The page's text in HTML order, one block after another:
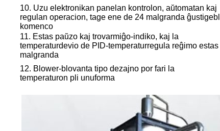
10. Uzu elektronikan panelan kontrolon, aŭtomatan kaj
regulan operacion, tage ene de 24 malgranda
komenco
11. Estas paŭzo kaj trovarmiĝo-indiko, kaj la
temperaturdevio de PID-temperaturregula reĝimo estas
malgranda
12. Blower-blovanta tipo dezajno por fari la
temperaturon pli unuforma